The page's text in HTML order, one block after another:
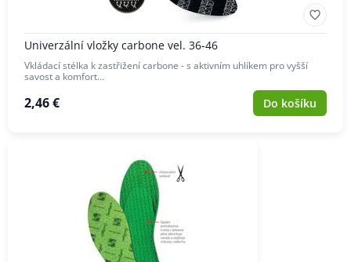
Univerzální vložky carbone vel. 36-46
Vkládací stélka k zastřižení carbone - s aktivním uhlíkem pro vyšší
savost a komfort…
2,46 € Do košíku